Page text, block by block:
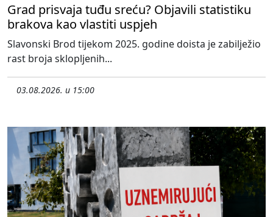
Grad prisvaja tuđu sreću? Objavili statistiku
brakova kao vlastiti uspjeh
Slavonski Brod tijekom 2025. godine doista je zabilježio
rast broja sklopljenih...
03.08.2026. u 15:00